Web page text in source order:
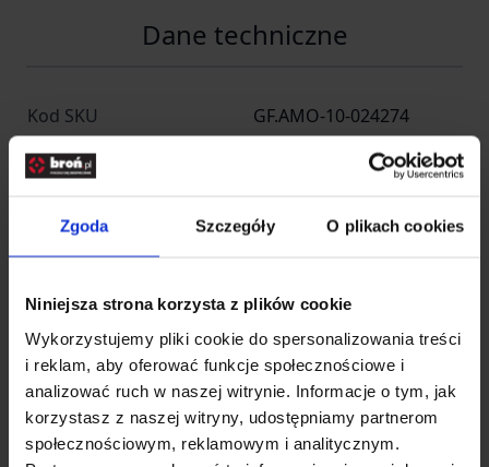
Zgoda Szczegóły O plikach cookies
Niniejsza strona korzysta z plików cookie
Wykorzystujemy pliki cookie do spersonalizowania treści
i reklam, aby oferować funkcje społecznościowe i
analizować ruch w naszej witrynie. Informacje o tym, jak
korzystasz z naszej witryny, udostępniamy partnerom
społecznościowym, reklamowym i analitycznym.
Dane techniczne
Kod SKU
GF.AMO-10-024274
EAN
5902543169921
Nazwa
INFINITY FUND Sp z o. o.
SK
Kraj
Polska